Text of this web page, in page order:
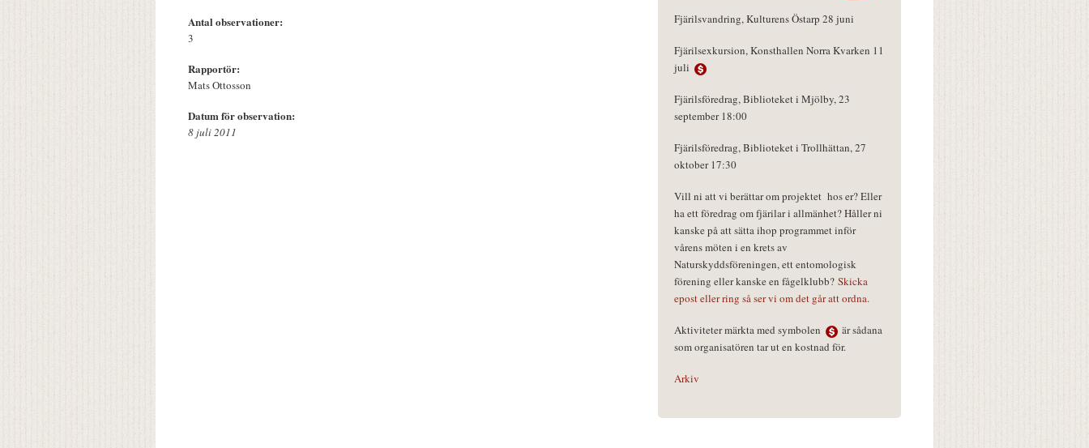
Antal observationer:
3
Rapportör:
Mats Ottosson
Datum för observation:
8 juli 2011
Fjärilsvandring, Kulturens Östarp 28 juni
Fjärilsexkursion, Konsthallen Norra Kvarken 11
juli
Fjärilsföredrag, Biblioteket i Mjölby, 23
september 18:00
Fjärilsföredrag, Biblioteket i Trollhättan, 27
oktober 17:30
Vill ni att vi berättar om projektet hos er? Eller
ha ett föredrag om fjärilar i allmänhet? Håller ni
kanske på att sätta ihop programmet inför
vårens möten i en krets av
Naturskyddsföreningen, ett entomologisk
förening eller kanske en fågelklubb? Skicka
epost eller ring så ser vi om det går att ordna.
Aktiviteter märkta med symbolen
är sådana
som organisatören tar ut en kostnad för.
Arkiv